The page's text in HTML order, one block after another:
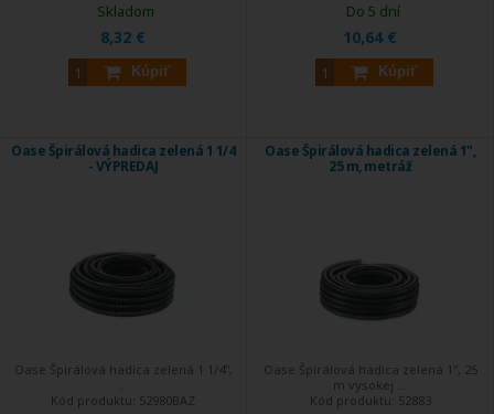
8,32 €
Kúpiť
Skladom
10,64 €
Kúpiť
Do 5 dní
Oase Špirálová hadica zelená 1 1/4
- VÝPREDAJ
Oase Špirálová hadica zelená 1 1/4",
Kód produktu: 52980BAZ
Oase Špirálová hadica zelená 1",
25 m, metráž
Oase Špirálová hadica zelená 1", 25
m vysokej ...
Kód produktu: 52883